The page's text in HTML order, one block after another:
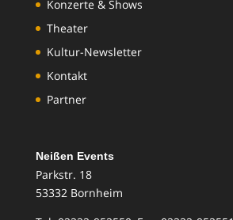
Konzerte & Shows
Theater
Kultur-Newsletter
Kontakt
Partner
Neißen Events
Parkstr. 18
53332 Bornheim